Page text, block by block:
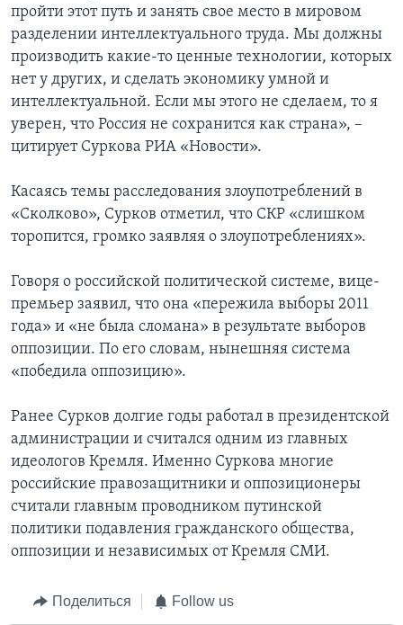
пройти этот путь и занять свое место в мировом
разделении интеллектуального труда. Мы должны
производить какие-то ценные технологии, которых
нет у других, и сделать экономику умной и
интеллектуальной. Если мы этого не сделаем, то я
уверен, что Россия не сохранится как страна», –
цитирует Суркова РИА «Новости».
Касаясь темы расследования злоупотреблений в
«Сколково», Сурков отметил, что СКР «слишком
торопится, громко заявляя о злоупотреблениях».
Говоря о российской политической системе, вице-
премьер заявил, что она «пережила выборы 2011
года» и «не была сломана» в результате выборов
оппозиции. По его словам, нынешняя система
«победила оппозицию».
Ранее Сурков долгие годы работал в президентской
администрации и считался одним из главных
идеологов Кремля. Именно Суркова многие
российские правозащитники и оппозиционеры
считали главным проводником путинской
политики подавления гражданского общества,
оппозиции и независимых от Кремля СМИ.
Поделиться Follow us